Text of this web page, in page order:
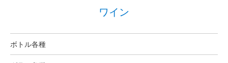
ワイン
ボトル各種